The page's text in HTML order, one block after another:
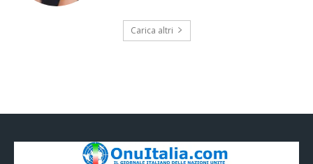
Carica altri